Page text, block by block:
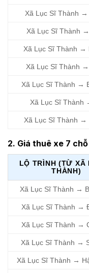
Xã Lục Sĩ Thành →
Xã Lục Sĩ Thành
Xã Lục Sĩ Thành →
Xã Lục Sĩ Thành
Xã Lục Sĩ Thành →
Xã Lục Sĩ Thành
Xã Lục Sĩ Thành →
2. Giá thuê xe 7
LỘ TRÌNH (TỪ XÃ
THÀNH)
Xã Lục Sĩ Thành →
Xã Lục Sĩ Thành →
Xã Lục Sĩ Thành →
Xã Lục Sĩ Thành →
Xã Lục Sĩ Thành →